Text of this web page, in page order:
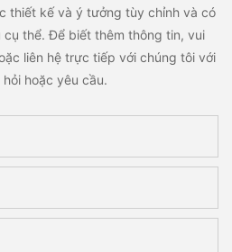
thiết kế và ý tưởng tùy chỉnh và có
thể. Để biết thêm thông tin, vui
liên hệ trực tiếp với chúng tôi với
hoặc yêu cầu.